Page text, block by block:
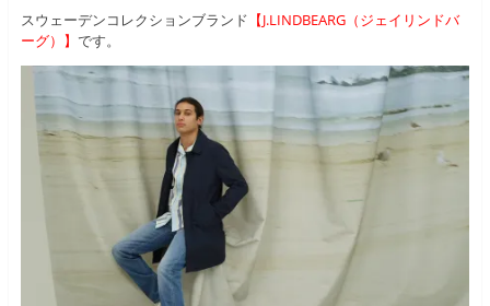
スウェーデンコレクションブランド 【J.LINDBEARG（ジェイリンドバ
ーグ）】 です。